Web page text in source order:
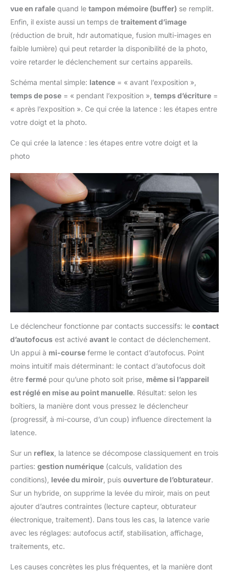
vue en rafale quand le tampon mémoire (buffer) se remplit.
Enfin, il existe aussi un temps de traitement d’image
(réduction de bruit, hdr automatique, fusion multi-images en
faible lumière) qui peut retarder la disponibilité de la photo,
voire retarder le déclenchement sur certains appareils.
Schéma mental simple: latence = « avant l’exposition »,
temps de pose = « pendant l’exposition », temps d’écriture =
« après l’exposition ». Ce qui crée la latence : les étapes entre
votre doigt et la photo.
Ce qui crée la latence : les étapes entre votre doigt et la
photo
Le déclencheur fonctionne par contacts successifs: le contact
d’autofocus est activé avant le contact de déclenchement.
Un appui à mi-course ferme le contact d’autofocus. Point
moins intuitif mais déterminant: le contact d’autofocus doit
être fermé pour qu’une photo soit prise, même si l’appareil
est réglé en mise au point manuelle. Résultat: selon les
boîtiers, la manière dont vous pressez le déclencheur
(progressif, à mi-course, d’un coup) influence directement la
latence.
Sur un reflex , la latence se décompose classiquement en trois
parties: gestion numérique (calculs, validation des
conditions), levée du miroir , puis ouverture de l’obturateur.
Sur un hybride, on supprime la levée du miroir, mais on peut
ajouter d’autres contraintes (lecture capteur, obturateur
électronique, traitement). Dans tous les cas, la latence varie
avec les réglages: autofocus actif, stabilisation, affichage,
traitements, etc.
Les causes concrètes les plus fréquentes, et la manière dont